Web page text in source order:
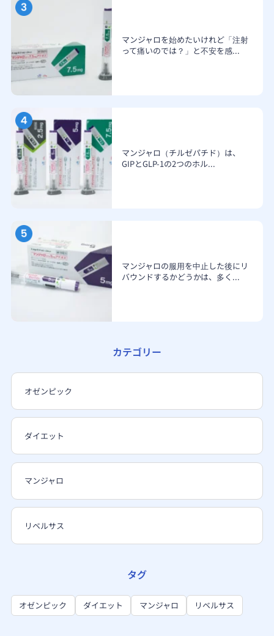
マンジャロを始めたいけれど「注射
って痛いのでは？」と不安を感...
マンジャロ（チルゼパチド）は、
GIPとGLP-1の2つのホル...
マンジャロの服用を中止した後にリ
バウンドするかどうかは、多く...
カテゴリー
オゼンピック
ダイエット
マンジャロ
リベルサス
タグ
オゼンピック ダイエット マンジャロ リベルサス